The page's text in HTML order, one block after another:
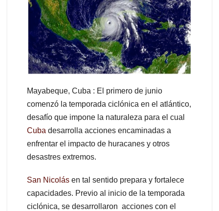
Mayabeque, Cuba : El primero de junio
comenzó la temporada ciclónica en el atlántico,
desafío que impone la naturaleza para el cual
Cuba desarrolla acciones encaminadas a
enfrentar el impacto de huracanes y otros
desastres extremos.
San Nicolás en tal sentido prepara y fortalece
capacidades. Previo al inicio de la temporada
ciclónica, se desarrollaron acciones con el